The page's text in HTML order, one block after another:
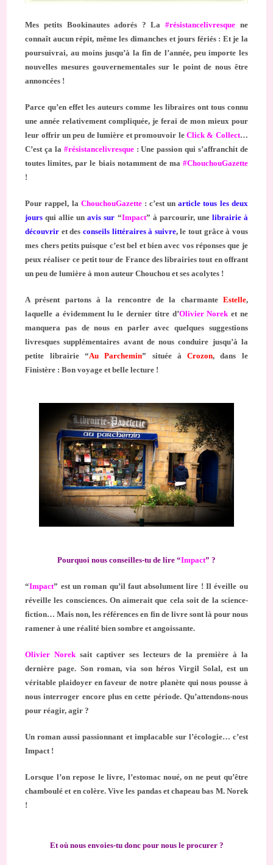
Mes petits Bookinautes adorés ? La#résistancelivresque ne
connaît aucun répit, même les dimanches et jours fériés : Et je la
poursuivrai, au moins jusqu’à la fin de l’année, peu importe les
nouvelles mesures gouvernementales sur le point de nous être
annoncées !
Parce qu’en effet les auteurs comme les libraires ont tous connu
une année relativement compliquée, je ferai de mon mieux pour
leur offrir un peu de lumière et promouvoir le Click & Collect…
C’est ça la #résistancelivresque: Une passion qui s’affranchit de
toutes limites, par le biais notamment de ma #ChouchouGazette
!
Pour rappel, la ChouchouGazette: c’est unarticle tous les deux
jours qui allie unavis sur “Impact” à parcourir, une librairie à
découvrir et desconseils littéraires à suivre, le tout grâce à vous
mes chers petits puisque c’est bel et bien avec vos réponses que je
peux réaliser ce petit tour de France des librairies tout en offrant
un peu de lumière à mon auteur Chouchou et ses acolytes !
A présent partons à la rencontre de la charmante Estelle,
laquelle a évidemment lu le dernier titre d’Olivier Noreket ne
manquera pas de nous en parler avec quelques suggestions
livresques supplémentaires avant de nous conduire jusqu’à la
petite librairie “Au Parchemin” située àCrozon, dans le
Finistère : Bon voyage et belle lecture !
Pourquoi nous conseilles-tu de lire “Impact” ?
“Impact” est un roman qu’il faut absolument lire ! Il éveille ou
réveille les consciences. On aimerait que cela soit de la science-
fiction… Mais non, les références en fin de livre sont là pour nous
ramener à une réalité bien sombre et angoissante.
Olivier Noreksait captiver ses lecteurs de la première à la
dernière page. Son roman, via son héros Virgil Solal, est un
véritable plaidoyer en faveur de notre planète qui nous pousse à
nous interroger encore plus en cette période. Qu’attendons-nous
pour réagir, agir ?
Un roman aussi passionnant et implacable sur l’écologie… c’est
Impact !
Lorsque l’on repose le livre, l’estomac noué, on ne peut qu’être
chamboulé et en colère. Vive les pandas et chapeau bas M. Norek
!
Et où nous envoies-tu donc pour nous le procurer ?